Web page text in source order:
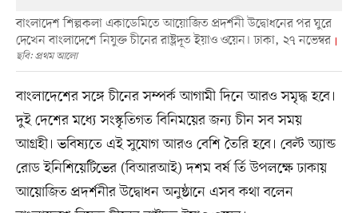
বাংলাদেশ শিল্পকলা একাডেমিতে আয়োজিত প্রদর্শনী উদ্বোধনের পর ঘুরে
দেখেন বাংলাদেশে নিযুক্ত চীনের রাষ্ট্রদূত ইয়াও ওয়েন। ঢাকা, ২৭ নভেম্বর
ছবি: প্রথম আলো
বাংলাদেশের সঙ্গে চীনের সম্পর্ক আগামী দিনে আরও সমৃদ্ধ হবে।
দুই দেশের মধ্যে সংস্কৃতিগত বিনিময়ের জন্য চীন সব সময়
আগ্রহী। ভবিষ্যতে এই সুযোগ আরও বেশি তৈরি হবে। বেল্ট অ্যান্ড
রোড ইনিশিয়েটিভের (বিআরআই) দশম বর্ষ র্তি উপলক্ষে ঢাকায়
আয়োজিত প্রদর্শনীর উদ্বোধন অনুষ্ঠানে এসব কথা বলেন